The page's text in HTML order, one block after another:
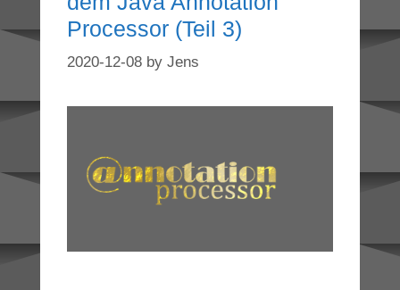
Processor (Teil 3)
2020-12-08 by Jens